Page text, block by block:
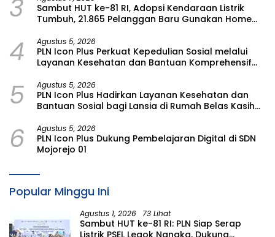
3
Sambut HUT ke-81 RI, Adopsi Kendaraan Listrik
Tumbuh, 21.865 Pelanggan Baru Gunakan Home
4 Agustus 5, 2026
PLN Icon Plus Perkuat Kepedulian Sosial melalui
Layanan Kesehatan dan Bantuan Komprehensif
5 Agustus 5, 2026
PLN Icon Plus Hadirkan Layanan Kesehatan dan
Bantuan Sosial bagi Lansia di Rumah Belas Kasih
6 Agustus 5, 2026
PLN Icon Plus Dukung Pembelajaran Digital di SDN
Mojorejo 01
Popular Minggu Ini
Agustus 1, 2026 73 Lihat
Sambut HUT ke-81 RI: PLN Siap Serap